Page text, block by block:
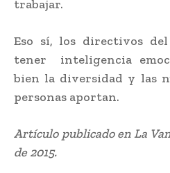
trabajar.
Eso sí, los directivos
tener inteligencia
bien la diversidad y las
personas aportan.
Artículo publicado en La
de 2015.